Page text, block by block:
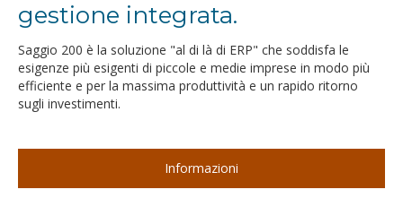
gestione integrata.
Saggio 200 è la soluzione "al di là di ERP" che soddisfa le
esigenze più esigenti di piccole e medie imprese in modo più
efficiente e per la massima produttività e un rapido ritorno
sugli investimenti.
Informazioni